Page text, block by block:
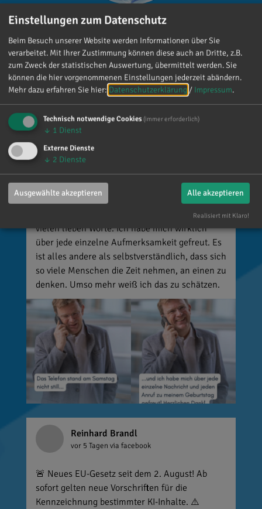
Dr. Reinhard Brandl
Gefällt mir
Reinhard Brandl
vor 4 Tagen
Mein meistgenutztes Wort am Samstag war:
„Danke!“ 😊 Vielen Dank für die zahlreichen
Glückwünsche, Nachrichten, Anrufe und die
vielen lieben Worte. Ich habe mich wirklich
über jede einzelne Aufmerksamkeit gefreut. Es
ist alles andere als selbstverständlich, dass sich
so viele Menschen die Zeit nehmen, an einen zu
denken. Umso mehr weiß ich das zu schätzen.
Reinhard Brandl
vor 5 Tagen via facebook
🚨 Neues EU-Gesetz seit dem 2. August! Ab
sofort gelten neue Vorschriften für die
Kennzeichnung bestimmter KI-Inhalte. ⚠️
Einstellungen zum Datenschutz
Beim Besuch unserer Website werden Informationen über Sie
verarbeitet. Mit Ihrer Zustimmung können diese auch an Dritte, z.B.
zum Zweck der statistischen Auswertung, übermittelt werden. Sie
können die hier vorgenommenen Einstellungen jederzeit abändern.
Mehr dazu erfahren Sie hier: Datenschutzerklärung / Impressum.
Technisch notwendige Cookies (immer erforderlich)
↓ 1 Dienst
Externe Dienste
↓ 2 Dienste
Ausgewählte akzeptieren Alle akzeptieren
Realisiert mit Klaro!